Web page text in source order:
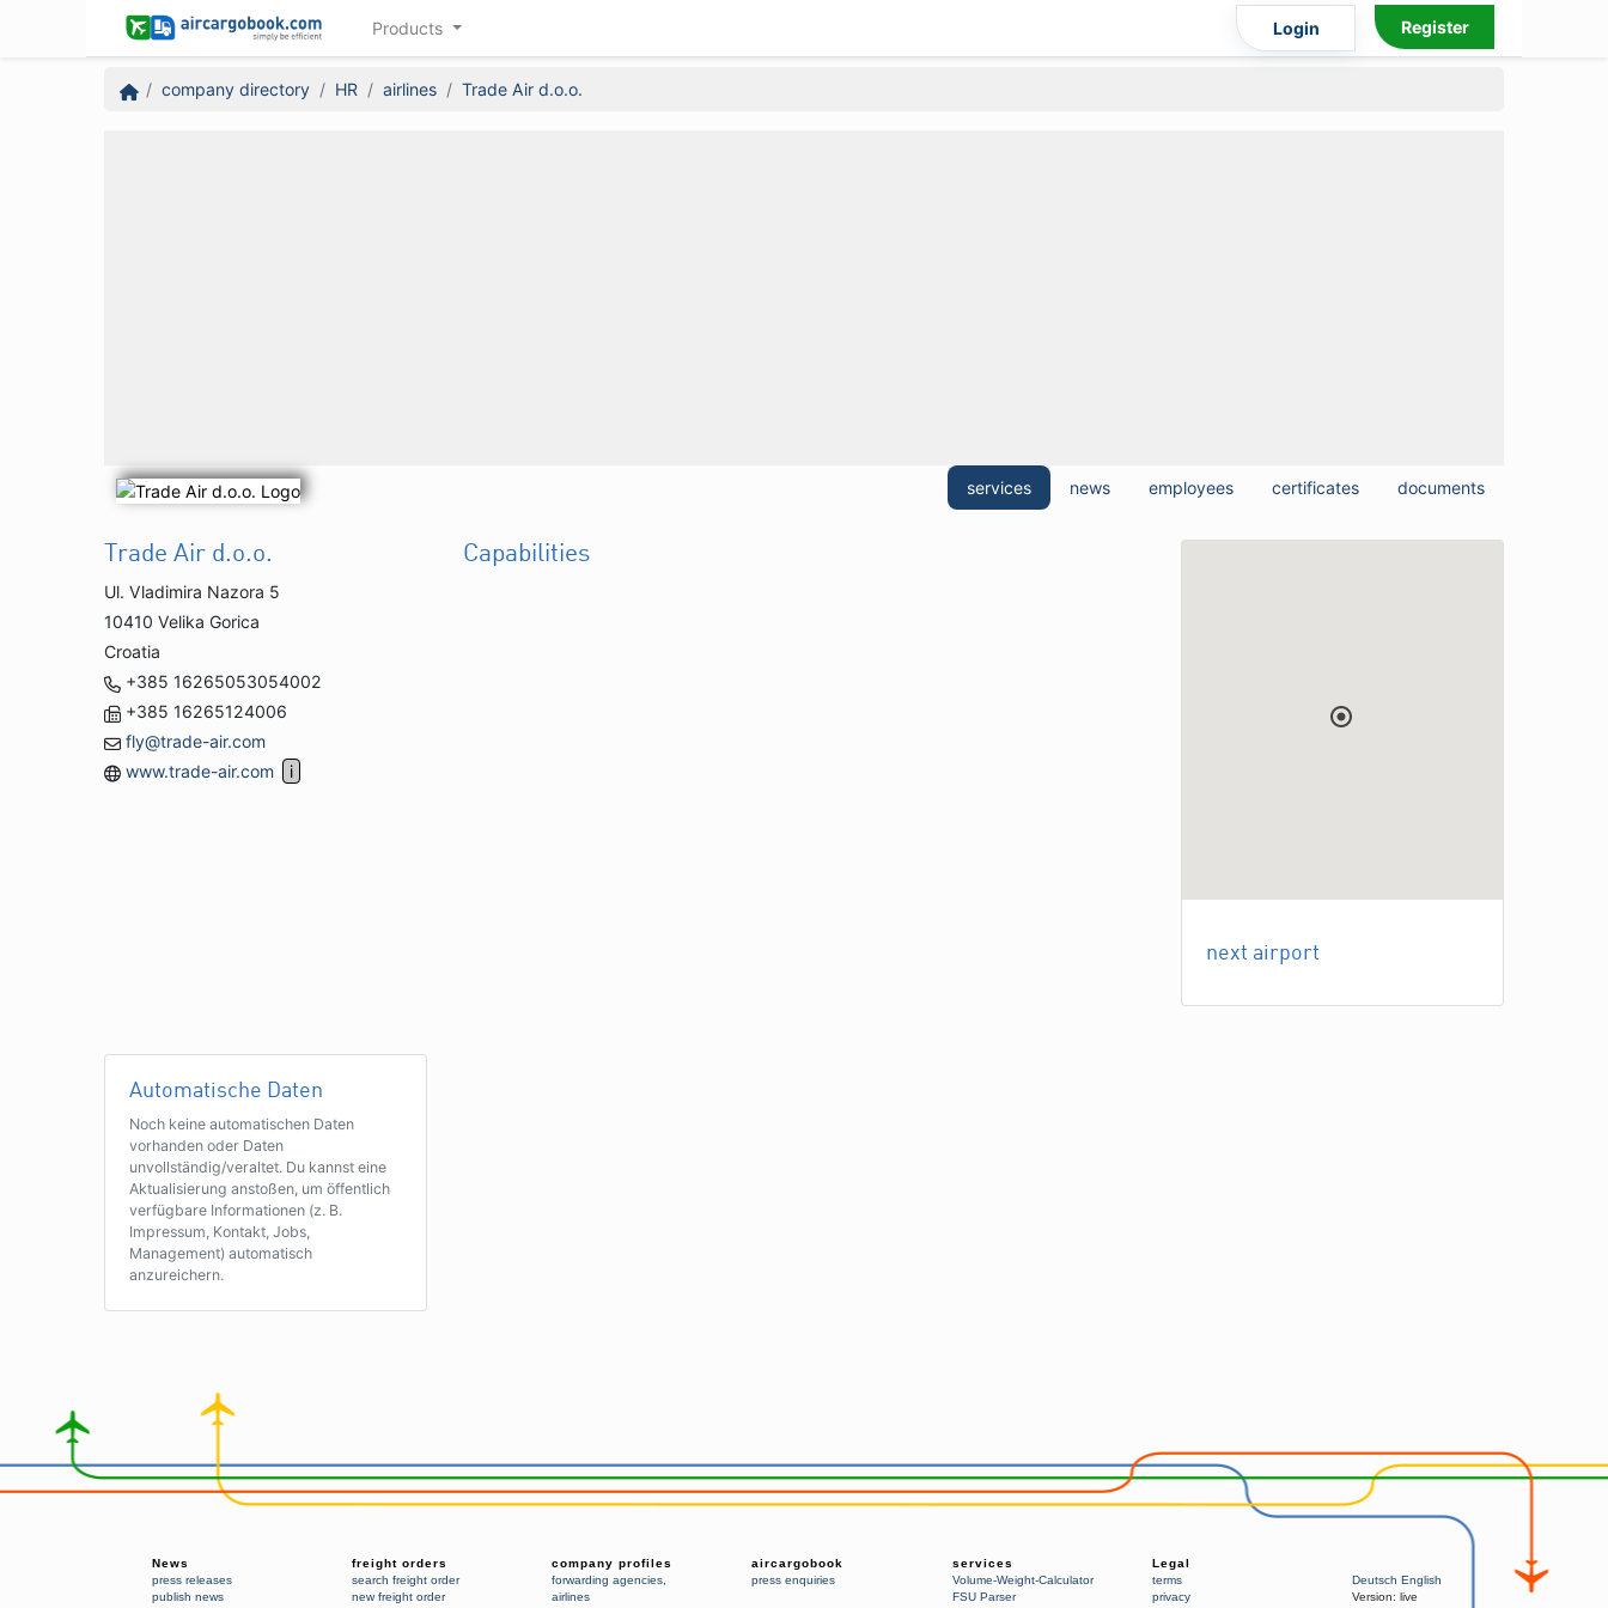
Products Login Register
company directory HR airlines Trade Air d.o.o.
services news employees certificates documents
Trade Air d.o.o.
Ul. Vladimira Nazora 5
10410 Velika Gorica
Croatia
+385 16265053054002
+385 16265124006
fly@trade-air.com
www.trade-air.com
Capabilities
next airport
Automatische Daten
Noch keine automatischen Daten
vorhanden oder Daten
unvollständig/veraltet. Du kannst eine
Aktualisierung anstoßen, um öffentlich
verfügbare Informationen (z. B.
Impressum, Kontakt, Jobs,
Management) automatisch
anzureichern.
News
press releases
publish news
freight orders
search freight order
new freight order
company profiles
forwarding agencies
airlines
aircargobook
press enquiries
services
Volume-Weight-Calculator
FSU Parser
Legal
terms
privacy
Deutsch English
Version: live